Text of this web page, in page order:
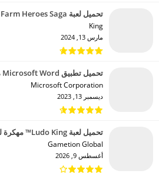
تحميل لعبة Farm Heroes Saga مهكرة للاندرويد 2024
King‏
مارس 13, 2024
تحميل تطبيق Microsoft Word مهكر للاندرويد 2024
Microsoft Corporation‏
ديسمبر 13, 2023
تحميل لعبة Ludo King™ مهكرة للاندرويد 2024
Gametion Global‏
أغسطس 9, 2026